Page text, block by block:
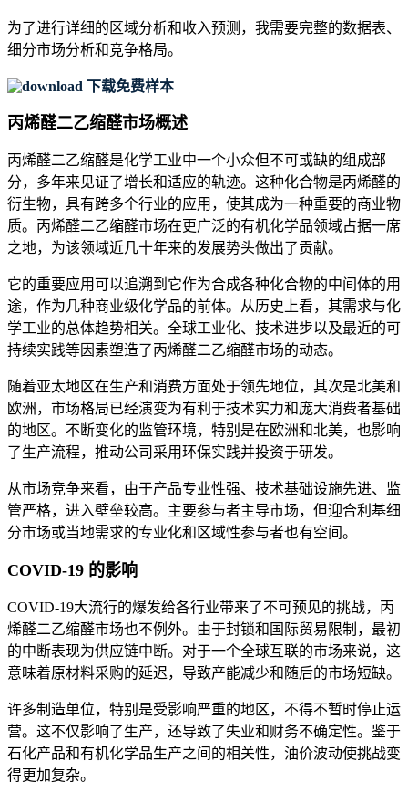
为了进行详细的区域分析和收入预测，我需要完整的数据表、
细分市场分析和竞争格局。
下载免费样本
丙烯醛二乙缩醛市场概述
丙烯醛二乙缩醛是化学工业中一个小众但不可或缺的组成部
分，多年来见证了增长和适应的轨迹。这种化合物是丙烯醛的
衍生物，具有跨多个行业的应用，使其成为一种重要的商业物
质。丙烯醛二乙缩醛市场在更广泛的有机化学品领域占据一席
之地，为该领域近几十年来的发展势头做出了贡献。
它的重要应用可以追溯到它作为合成各种化合物的中间体的用
途，作为几种商业级化学品的前体。从历史上看，其需求与化
学工业的总体趋势相关。全球工业化、技术进步以及最近的可
持续实践等因素塑造了丙烯醛二乙缩醛市场的动态。
随着亚太地区在生产和消费方面处于领先地位，其次是北美和
欧洲，市场格局已经演变为有利于技术实力和庞大消费者基础
的地区。不断变化的监管环境，特别是在欧洲和北美，也影响
了生产流程，推动公司采用环保实践并投资于研发。
从市场竞争来看，由于产品专业性强、技术基础设施先进、监
管严格，进入壁垒较高。主要参与者主导市场，但迎合利基细
分市场或当地需求的专业化和区域性参与者也有空间。
COVID-19 的影响
COVID-19大流行的爆发给各行业带来了不可预见的挑战，丙
烯醛二乙缩醛市场也不例外。由于封锁和国际贸易限制，最初
的中断表现为供应链中断。对于一个全球互联的市场来说，这
意味着原材料采购的延迟，导致产能减少和随后的市场短缺。
许多制造单位，特别是受影响严重的地区，不得不暂时停止运
营。这不仅影响了生产，还导致了失业和财务不确定性。鉴于
石化产品和有机化学品生产之间的相关性，油价波动使挑战变
得更加复杂。